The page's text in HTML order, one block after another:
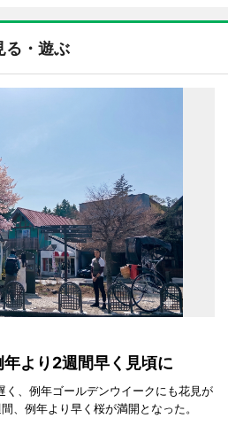
る・遊ぶ
より2週間早く見頃に
く、例年ゴールデンウイークにも花見が
、例年より早く桜が満開となった。